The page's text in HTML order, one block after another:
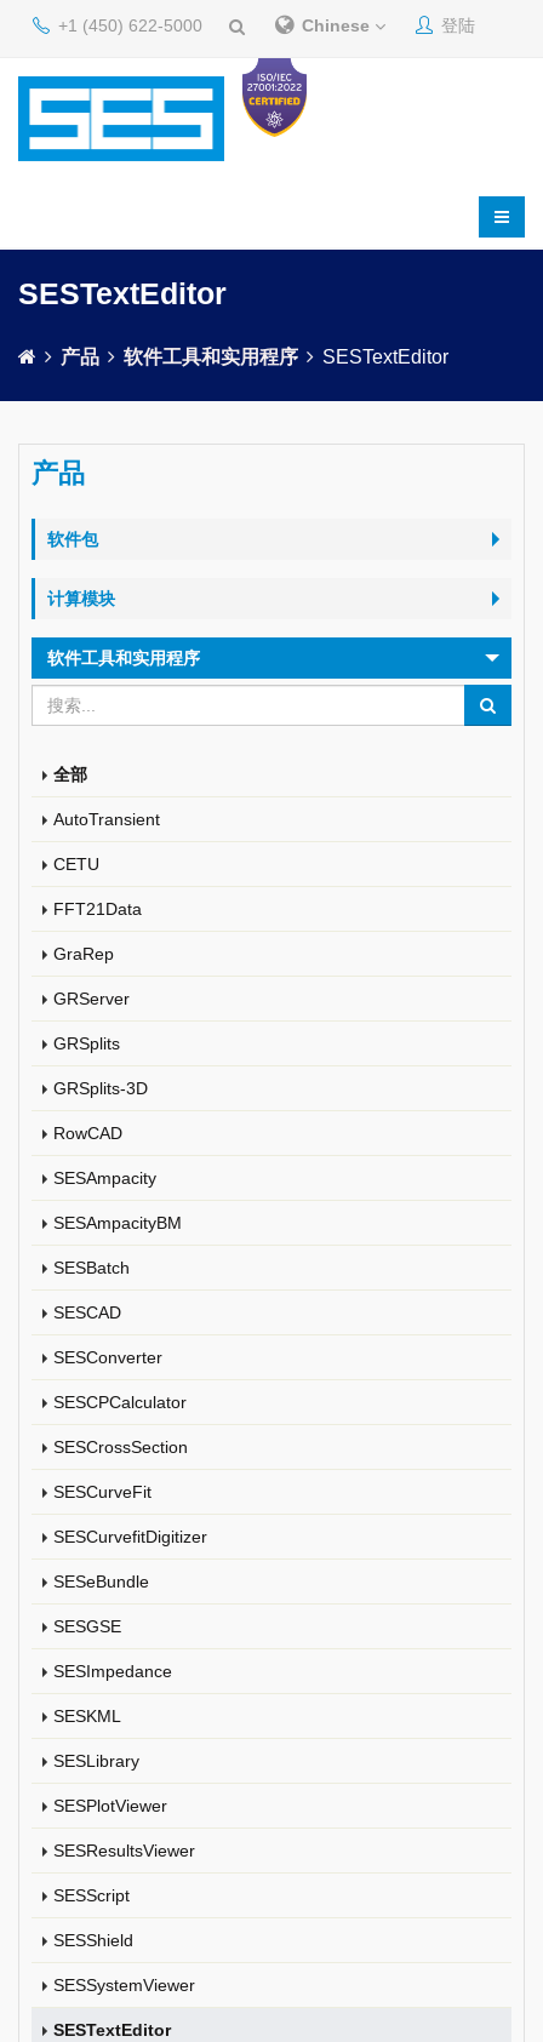
+1 (450) 622-5000 Chinese 登陆
SESTextEditor
产品 软件工具和实用程序 SESTextEditor
产品
软件包
计算模块
软件工具和实用程序
全部
AutoTransient
CETU
FFT21Data
GraRep
GRServer
GRSplits
GRSplits-3D
RowCAD
SESAmpacity
SESAmpacityBM
SESBatch
SESCAD
SESConverter
SESCPCalculator
SESCrossSection
SESCurveFit
SESCurvefitDigitizer
SESeBundle
SESGSE
SESImpedance
SESKML
SESLibrary
SESPlotViewer
SESResultsViewer
SESScript
SESShield
SESSystemViewer
SESTextEditor